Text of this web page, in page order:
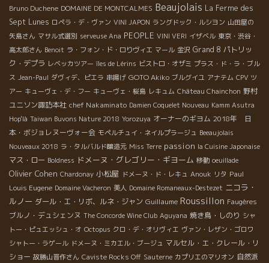
Bruno Duchene DOMAINE DE MONTCALMES Beaujolais La Ferme des
Sept Lunes ロペラ・デ・ヴァン VINI JAPON ラングドック・ルシヨン 山田屋の
矢島さん マサル式選別 serveuse Ana PEOPLE VINI VERI イザベル 東京・渋谷・
高太郎さん Benoit ラ・フォン・ド・ロりヴィエ マール 金沢 Grand 8 パトリッ
ク・デプラ レベッカツアー îles de Lérins ビストロ・オザミ プラス・ド・ラ・ブル
ス Jean-Paul ダヴィデ、ピエラ 串揚げ GOTO Akiko ブルグイユ アナテム CPV ツ
アー キューヴェ・デ・フー キューヴェ・桜島 レキュム Château Chainchon 野村
ユニソン諏訪本社 chef Nakaminato Damien Coquelet Nouveau Kamm Asutra
Hop'là Taiwan Buvons Nature 2018 Yorozuya オーナーのギヨム 2018年 日
本・ボジョレヌーヴォー会 モペルチュイ・ネイルプラージュ Beeaujolais
Nouveaux 2018 ラ・タルバルド醸造元 Miss Terre passion la Cuisine Japonaise
マス・ロー Boldness ドメーヌ・グレゴリー・ギヨーム 移動 oeuillade
Olivier Cohen Chardonay 小松屋 ドメーヌ・ド・レキュ Anouk リタ Paul
Louis Eugene Domaine Vacheron 美人 Domaine Romaneaux-Destezet ニコラ・
ルノー ダール・エ・リボ、ルネ・ジャン Guillaume Roussillon Faugères
ブルノ・デュシェンヌ The Concorde Wine Club Aguyana 焼き鳥・しのり シャ
トー・ピュエッシュ・オ Octopus クロ・デ・オリヴィエ ヴァン・レザン・ゴロワ
シャトー・ラゲール ドメーヌ・ミカエル・ブージュ マルセル・エ・クレール・リ
ショー 故勝山晋作さん Caviste Rocks Off Sauterne カプリエのマリオン 自然派